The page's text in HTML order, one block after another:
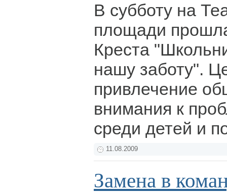
В субботу на
площади
Креста
нашу заботу".
привлечение
внимания к
среди детей и
11.08.2009
Замена в